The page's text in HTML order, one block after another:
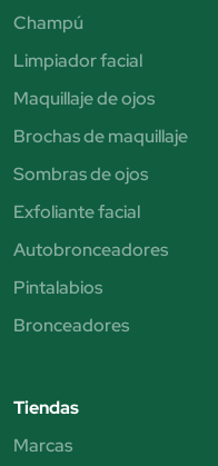
Champú
Limpiador facial
Maquillaje de ojos
Brochas de maquillaje
Sombras de ojos
Exfoliante facial
Autobronceadores
Pintalabios
Bronceadores
Tiendas
Marcas